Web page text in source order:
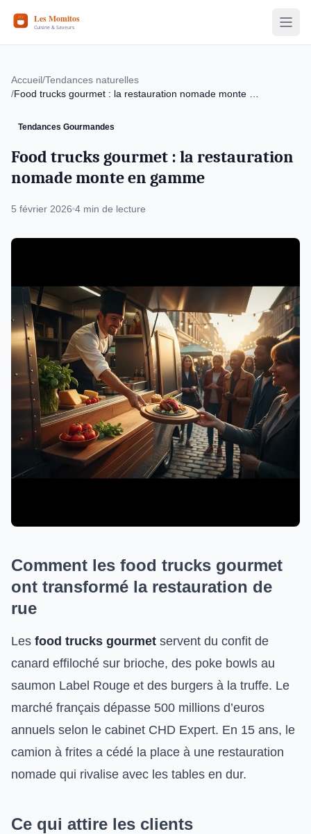
Accueil/Tendances naturelles
/Food trucks gourmet : la restauration nomade monte …
Tendances Gourmandes
Food trucks gourmet : la restauration
nomade monte en gamme
5 février 2026 4 min de lecture
Comment les food trucks gourmet
ont transformé la restauration de
rue
Les food trucks gourmet servent du confit de
canard effiloché sur brioche, des poke bowls au
saumon Label Rouge et des burgers à la truffe. Le
marché français dépasse 500 millions d’euros
annuels selon le cabinet CHD Expert. En 15 ans, le
camion à frites a cédé la place à une restauration
nomade qui rivalise avec les tables en dur.
Ce qui attire les clients